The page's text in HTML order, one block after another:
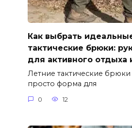
Как выбрать
тактические брюки:
для активного отдыха
Летние тактические
просто форма для
0 12